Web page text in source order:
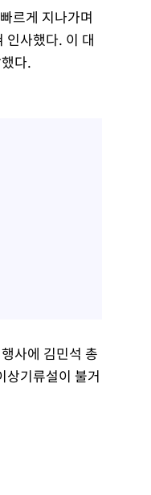
르게 지나가며
인사했다. 이 대
다.
사에 김민석 총
상기류설이 불거